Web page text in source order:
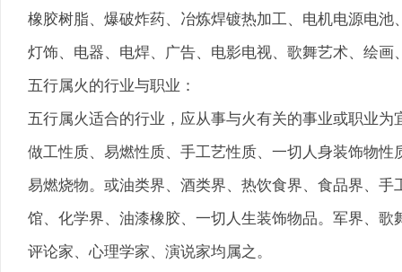
橡胶树脂、爆破炸药、冶炼焊镀热加工、电机电源电
灯饰、电器、电焊、广告、电影电视、歌舞艺术、绘
五行属火的行业与职业：
五行属火适合的行业，应从事与火有关的事业或职业
做工性质、易燃性质、手工艺性质、一切人身装饰物
易燃烧物。或油类界、酒类界、热饮食界、食品界、
馆、化学界、油漆橡胶、一切人生装饰物品。军界、
评论家、心理学家、演说家均属之。